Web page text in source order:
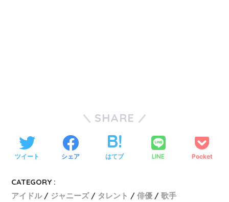
SHARE
ツイート シェア はてブ LINE Pocket
CATEGORY :
アイドル
ジャニーズ タレント 俳優 歌手